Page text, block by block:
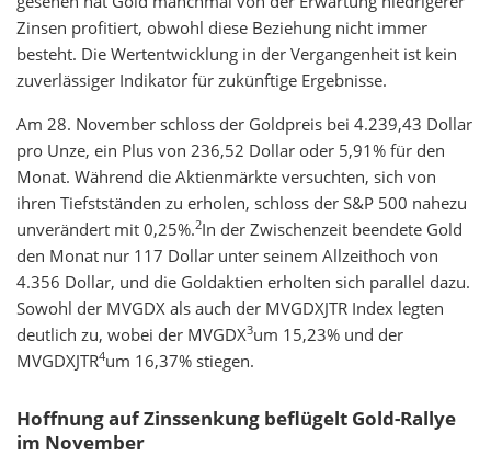
Zinsen profitiert, obwohl diese Beziehung nicht immer
besteht. Die Wertentwicklung in der Vergangenheit ist kein
zuverlässiger Indikator für zukünftige Ergebnisse.
Am 28. November schloss der Goldpreis bei 4.239,43 Dollar
pro Unze, ein Plus von 236,52 Dollar oder 5,91% für den
Monat. Während die Aktienmärkte versuchten, sich von
ihren Tiefstständen zu erholen, schloss der S&P 500 nahezu
unverändert mit 0,25%.2In der Zwischenzeit beendete Gold
den Monat nur 117 Dollar unter seinem Allzeithoch von
4.356 Dollar, und die Goldaktien erholten sich parallel dazu.
Sowohl der MVGDX als auch der MVGDXJTR Index legten
deutlich zu, wobei der MVGDX3um 15,23% und der
MVGDXJTR4um 16,37% stiegen.
Hoffnung auf Zinssenkung beflügelt Gold-Rallye
im November